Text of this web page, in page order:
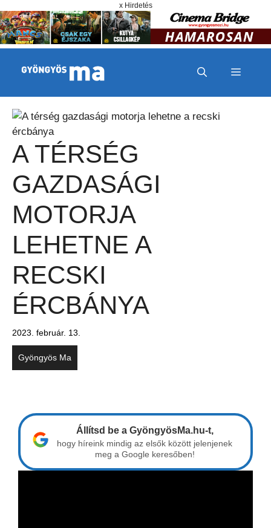
x Hirdetés
MENÜ
A TÉRSÉG
GAZDASÁGI
MOTORJA
LEHETNE A
RECSKI
ÉRCBÁNYA
2023. február. 13.
Gyöngyös Ma
Állítsd be a GyöngyösMa.hu-t,
hogy híreink mindig az elsők között jelenjenek
meg a Google keresőben!